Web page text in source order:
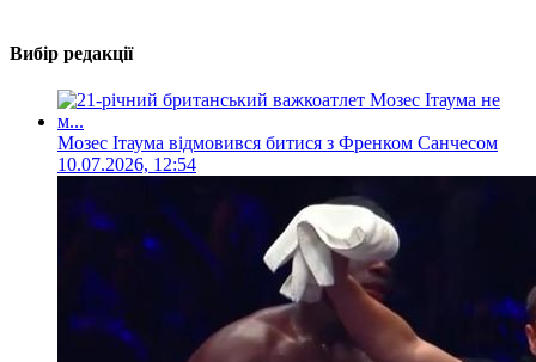
Вибір редакції
Мозес Ітаума відмовився битися з Френком Санчесом
10.07.2026, 12:54